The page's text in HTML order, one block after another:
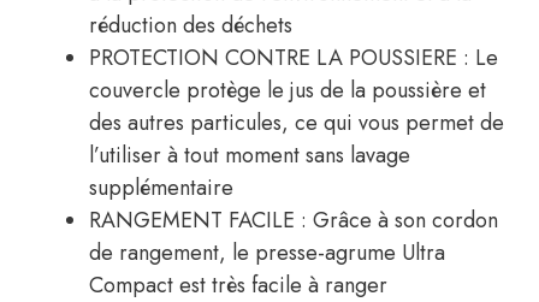
réduction des déchets
PROTECTION CONTRE LA POUSSIERE : Le
couvercle protège le jus de la poussière et
des autres particules, ce qui vous permet de
l’utiliser à tout moment sans lavage
supplémentaire
RANGEMENT FACILE : Grâce à son cordon
de rangement, le presse-agrume Ultra
Compact est très facile à ranger